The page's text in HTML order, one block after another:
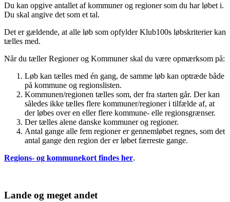
Du kan opgive antallet af kommuner og regioner som du har løbet i.
Du skal angive det som et tal.
Det er gældende, at alle løb som opfylder Klub100s løbskriterier kan
tælles med.
Når du tæller Regioner og Kommuner skal du være opmærksom på:
Løb kan tælles med én gang, de samme løb kan optræde både
på kommune og regionslisten.
Kommunen/regionen tælles som, der fra starten går. Der kan
således ikke tælles flere kommuner/regioner i tilfælde af, at
der løbes over en eller flere kommune- elle regionsgrænser.
Der tælles alene danske kommuner og regioner.
Antal gange alle fem regioner er gennemløbet regnes, som det
antal gange den region der er løbet færreste gange.
Regions- og kommunekort findes her.
Lande og meget andet